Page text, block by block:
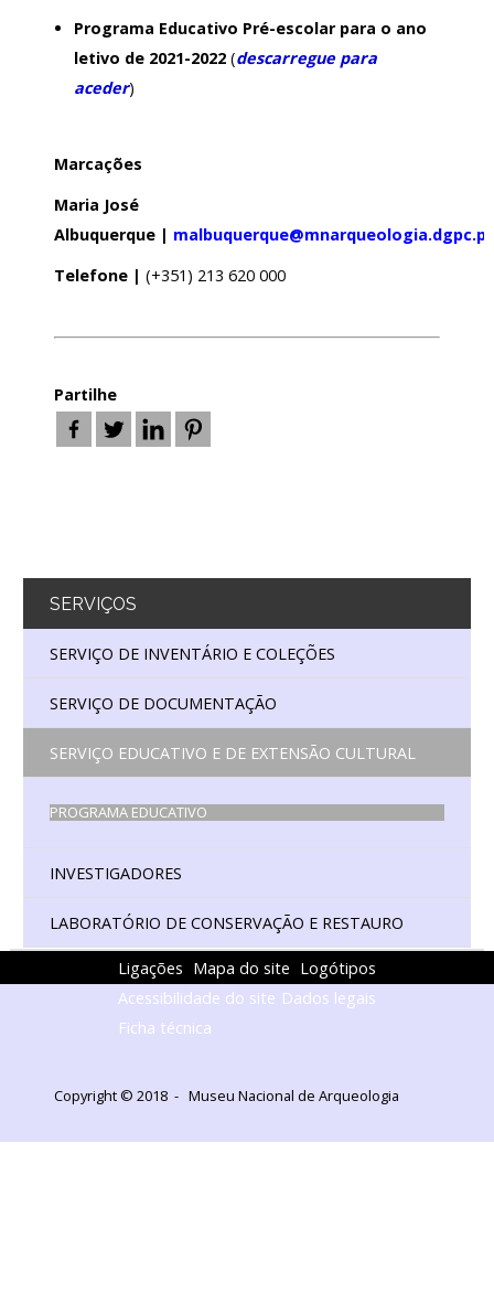
Programa Educativo Pré-escolar para o ano
letivo de 2021-2022(descarregue para
aceder)
Marcações
Maria José
Albuquerque | malbuquerque@mnarqueologia.dgpc.pt
Telefone | (+351) 213 620 000
Partilhe
SERVIÇOS
SERVIÇO DE INVENTÁRIO E COLEÇÕES
SERVIÇO DE DOCUMENTAÇÃO
SERVIÇO EDUCATIVO E DE EXTENSÃO CULTURAL
PROGRAMA EDUCATIVO
INVESTIGADORES
LABORATÓRIO DE CONSERVAÇÃO E RESTAURO
Ligações Mapa do site Logótipos
Acessibilidade do site Dados legais
Ficha técnica
Copyright © 2018 - Museu Nacional de Arqueologia